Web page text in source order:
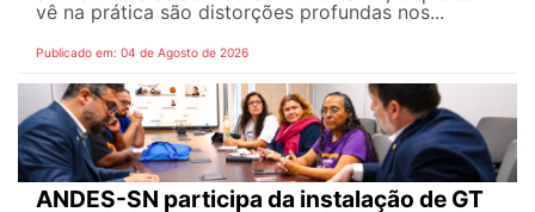
vê na prática são distorções profundas nos...
Publicado em: 04 de Agosto de 2026
ANDES-SN participa da instalação de GT